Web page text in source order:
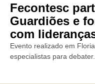
Fecontesc
Guardiões e
com
Evento realizado em
especialistas para debater...